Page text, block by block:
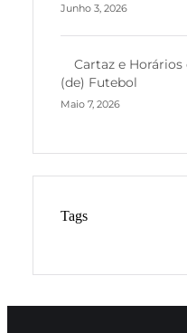
Junho 3, 2026
Cartaz e Horários
(de) Futebol
Maio 7, 2026
Tags